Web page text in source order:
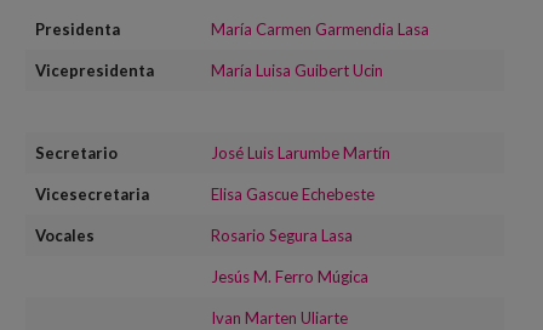
Prensa
Trabaja con nosotros
Presidenta María Carmen Garmendia Lasa
Vicepresidenta María Luisa Guibert Ucin
Secretario José Luis Larumbe Martín
Vicesecretaria Elisa Gascue Echebeste
Vocales Rosario Segura Lasa
Jesús M. Ferro Múgica
Ivan Marten Uliarte